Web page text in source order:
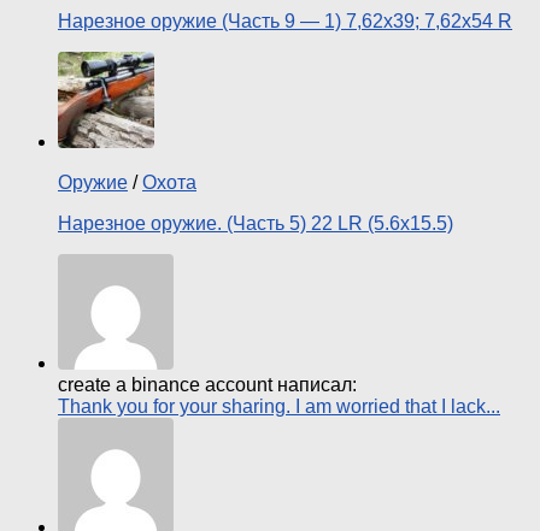
Нарезное оружие (Часть 9 — 1) 7,62х39; 7,62х54 R
Оружие /Охота
Нарезное оружие. (Часть 5) 22 LR (5.6х15.5)
create a binance account написал:
Thank you for your sharing. I am worried that I lack...